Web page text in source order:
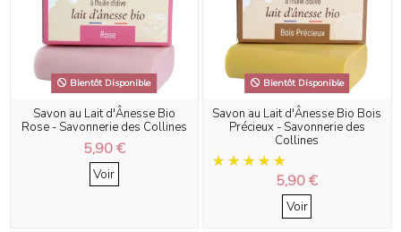
Bientôt Disponible
Savon au Lait d'Ânesse Bio
Rose - Savonnerie des Collines
5,90 €
Voir
Bientôt Disponible
Savon au Lait d'Ânesse Bio Bois
Précieux - Savonnerie des
Collines
5,90 €
Voir